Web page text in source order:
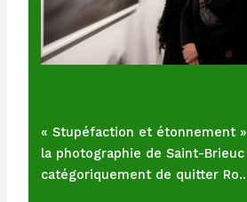
« Stupéfaction et étonnement
la photographie de Saint-
catégoriquement de quitter